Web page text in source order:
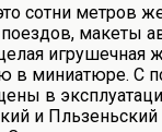
сотни метров
макеты
игрушечная
в миниатюре. С
в
и